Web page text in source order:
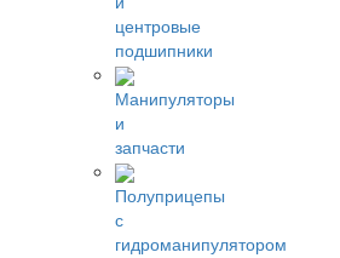
центровые
подшипники
Манипуляторы
и
запчасти
Полуприцепы
с
гидроманипулятором